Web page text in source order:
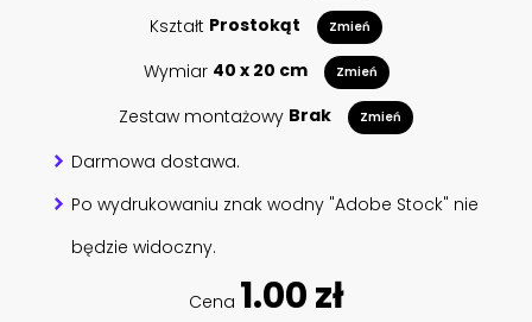
Kształt Prostokąt Zmień
Wymiar 40 x 20 cm Zmień
Zestaw montażowy Brak Zmień
Darmowa dostawa.
Po wydrukowaniu znak wodny "Adobe Stock" nie
będzie widoczny.
Cena 1.00 zł